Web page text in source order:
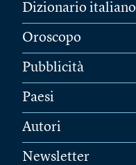
Dizionario italiano
Oroscopo
Pubblicità
Paesi
Autori
Newsletter